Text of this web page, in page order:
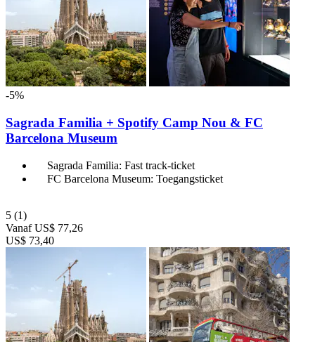
-5%
Sagrada Familia + Spotify Camp Nou & FC
Barcelona Museum
Sagrada Familia: Fast track-ticket
FC Barcelona Museum: Toegangsticket
5 (1)
Vanaf US$ 77,26
US$ 73,40